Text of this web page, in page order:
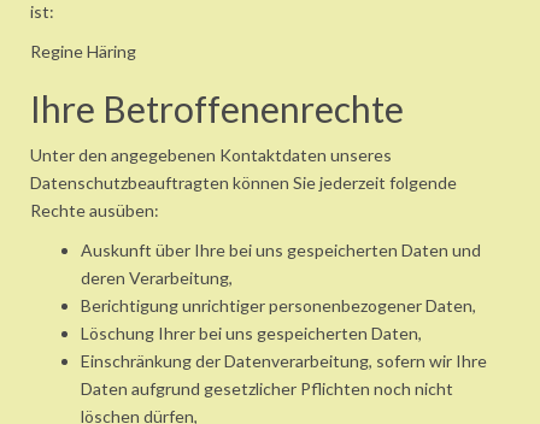
ist:
Regine Häring
Ihre Betroffenenrechte
Unter den angegebenen Kontaktdaten unseres
Datenschutzbeauftragten können Sie jederzeit folgende
Rechte ausüben:
Auskunft über Ihre bei uns gespeicherten Daten und
deren Verarbeitung,
Berichtigung unrichtiger personenbezogener Daten,
Löschung Ihrer bei uns gespeicherten Daten,
Einschränkung der Datenverarbeitung, sofern wir Ihre
Daten aufgrund gesetzlicher Pflichten noch nicht
löschen dürfen,